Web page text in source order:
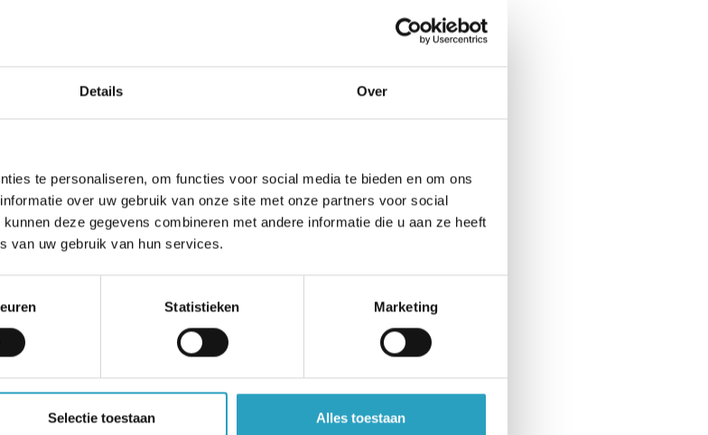
Details Over
te personaliseren, om functies voor social media te bieden en om ons
over uw gebruik van onze site met onze partners voor social
deze gegevens combineren met andere informatie die u aan ze heeft
van uw gebruik van hun services.
Statistieken Marketing
Selectie toestaan Alles toestaan
de wensen van de cliënt door middel van een intake,
te komen. Deelname aan verenigingen worden in
activiteiten kunnen de cliënten gebruik maken van de
Daarnaast organiseren de medewerkers Welzijn
Jaarlijks zijn er enkele feesten. Bij de activiteiten zijn
regelmatig behulpzaam. U wordt wekelijks
boodschappen doen. De openingstijden van ’t winkeltje
13.00 tot 15.00 uur